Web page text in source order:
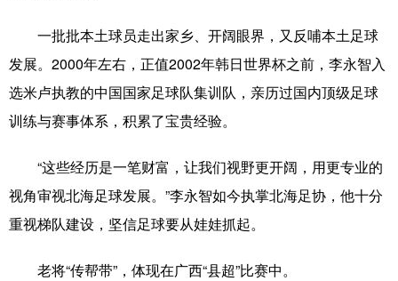
一批批本土球员走出家乡、开阔眼界，又反哺本土足球
发展。2000年左右，正值2002年韩日世界杯之前，李永智入
选米卢执教的中国国家足球队集训队，亲历过国内顶级足球
训练与赛事体系，积累了宝贵经验。
“这些经历是一笔财富，让我们视野更开阔，用更专业的
视角审视北海足球发展。”李永智如今执掌北海足协，他十分
重视梯队建设，坚信足球要从娃娃抓起。
老将“传帮带”，体现在广西“县超”比赛中。